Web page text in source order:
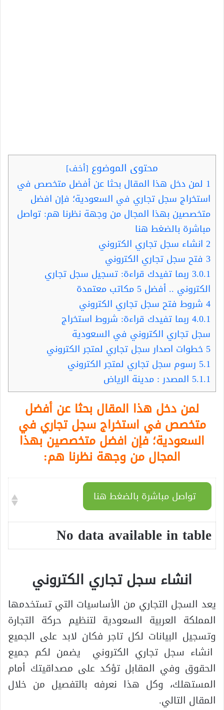
محتوى الموضوع [أخف]
1 لمن دخل هذا المقال بحثا عن أفضل متخصص في
استخراج سجل تجاري في السعودية؛ فإن افضل
متخصصين بهذا المجال من وجهة نظرنا هم: تواصل
مباشرة بالضغط هنا
2 انشاء سجل تجاري الكتروني
3 فتح سجل تجاري الكتروني
3.0.1 ربما تفيدك قراءة: تسجيل سجل تجاري
الكتروني .. أفضل 5 مكاتب معتمدة
4 شروط فتح سجل تجاري الكتروني
4.0.1 ربما تفيدك قراءة: شروط استخراج
سجل تجاري الكتروني في السعودية
5 خطوات اصدار سجل تجاري لمتجر الكتروني
5.1 رسوم سجل تجاري لمتجر الكتروني
5.1.1 المصدر : مدينة الرياض
لمن دخل هذا المقال بحثا عن أفضل
متخصص في استخراج سجل تجاري في
السعودية؛ فإن افضل متخصصين بهذا
المجال من وجهة نظرنا هم:
تواصل مباشرة بالضغط هنا
No data available in table
انشاء سجل تجاري الكتروني
يعد السجل التجاري من الأساسيات التي تستخدمها
المملكة العربية السعودية لتنظيم حركة التجارة
وتسجيل البيانات لكل تاجر فكان لابد على الجميع
انشاء سجل تجاري الكتروني يضمن لكم جميع
الحقوق وفي المقابل تؤكد على مصداقيتك أمام
المستهلك، وكل هذا نعرفه بالتفصيل من خلال
المقال التالي.